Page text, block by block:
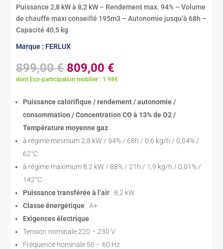
Puissance 2,8 kW à 8,2 kW – Rendement max. 94% – Volume
de chauffe maxi conseillé 195m3 – Autonomie jusqu’à 68h –
Capacité 40,5 kg
Marque : FERLUX
899,00€ Le
prix
était :
899,00 €.
809,00 €
prix
est :
809,00 €.
dont Eco-participation mobilier : 1.98€
Puissance calorifique / rendement / autonomie /
consommation / Concentration CO à 13% de O2 /
Température moyenne gaz :
à régime minimum 2,8 kW / 94% / 68h / 0,6 kg/h / 0,04% /
62°C
à régime maximum 8,2 kW / 88% / 21h / 1,9 kg/h / 0,01% /
142°C
Puissance transférée à l’air : 8,2 kW
Classe énergétique : A+
Exigences électrique :
Tension nominale 220 – 230 V
Fréquence nominale 50 – 60 Hz